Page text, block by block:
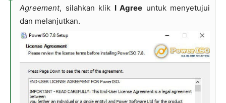
Agreement, silahkan klik I Agree untuk menyetujui
dan melanjutkan.